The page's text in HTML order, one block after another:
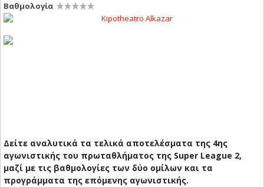
Βαθμολογία
Δείτε αναλυτικά τα τελικά αποτελέσματα της 4ης
αγωνιστικής του πρωταθλήματος της Super League 2,
μαζί με τις βαθμολογίες των δύο ομίλων και τα
προγράμματα της επόμενης αγωνιστικής.